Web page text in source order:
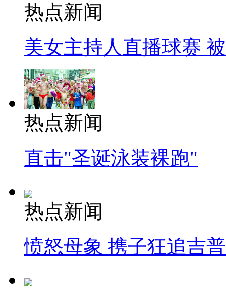
热点新闻
美女主持人直播球赛
热点新闻
直击"圣诞泳装裸跑"
热点新闻
愤怒母象 携子狂追吉